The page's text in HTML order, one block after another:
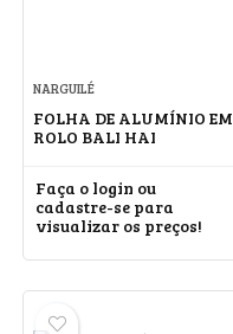
NARGUILÉ
FOLHA DE ALUMÍNIO EM
ROLO BALI HAI
Faça o login ou
cadastre-se para
visualizar os preços!